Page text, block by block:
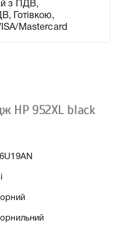
з ПДВ,
Готівкою,
Mastercard
HP 952XL black